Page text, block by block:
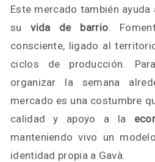
Este mercado también
suvida de barrio.
consciente, ligado al
ciclos de producción.
organizar la semana
mercado es una costumbre
calidad y apoyo a la
manteniendo vivo un
identidad propia a Gavà.